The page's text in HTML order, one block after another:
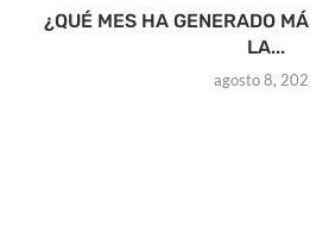
¿QUÉ MES HA GENERADO
LA...
agosto 8,